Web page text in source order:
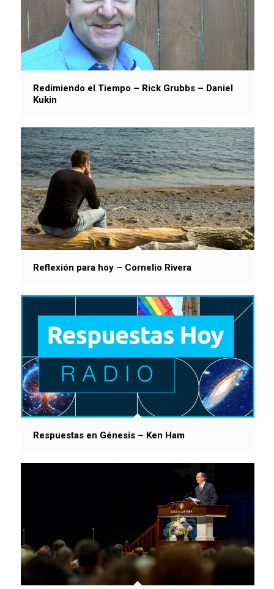
Redimiendo el Tiempo – Rick Grubbs – Daniel
Kukin
Reflexión para hoy – Cornelio Rivera
Respuestas en Génesis – Ken Ham